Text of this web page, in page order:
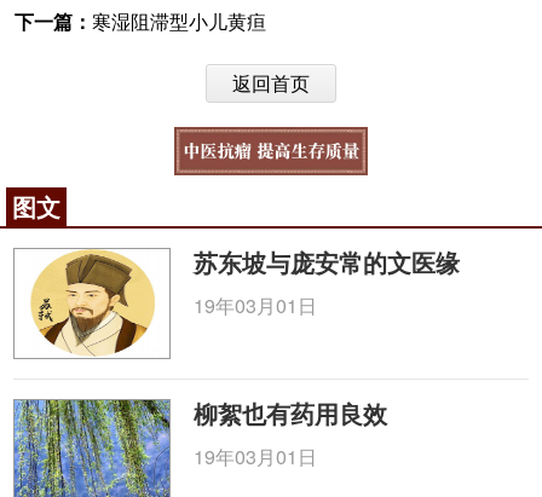
下一篇： 寒湿阻滞型小儿黄疸
返回首页
图文
苏东坡与庞安常的文医缘
19年03月01日
柳絮也有药用良效
19年03月01日